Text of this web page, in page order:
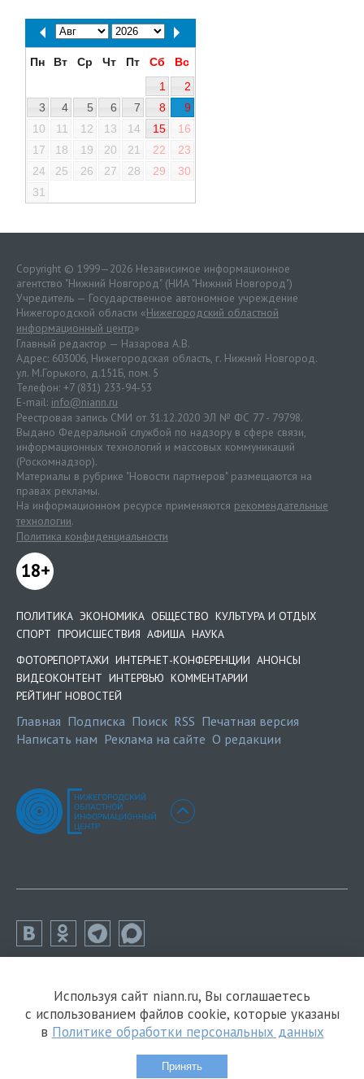
Пн Вт Ср Чт Пт Сб
Вс
1
2
3
4 5 6 7 8
9
10
11 12 13 14 15
16
17
18 19 20 21 22
23
24
25 26 27 28 29
30
31
Copyright © 1999—2026 Независимое информационное
агентство "Нижний Новгород" (НИА "Нижний Новгород")
Учредитель — Государственное автономное учреждение
Нижегородской области «Нижегородский областной
информационный центр»
Главный редактор — Назарова А.В.
Адрес: 603006, Нижегородская область, г. Нижний Новгород.
ул. М.Горького, д.151Б, пом. 5
Телефон: +7 (831) 233-94-53
E-mail: info@niann.ru
Реестровая запись СМИ от 31.12.2020 ЭЛ № ФС 77 - 79798.
Выдано Федеральной службой по надзору в сфере связи,
информационных технологий и массовых коммуникаций
(Роскомнадзор).
Материалы в рубрике "Новости партнеров" размещаются на
правах рекламы.
На информационном ресурсе применяются рекомендательные
технологии.
Политика конфиденциальности
18+
ПОЛИТИКА ЭКОНОМИКА ОБЩЕСТВО КУЛЬТУРА И ОТДЫХ
СПОРТ ПРОИСШЕСТВИЯ АФИША НАУКА
ФОТОРЕПОРТАЖИ ИНТЕРНЕТ-КОНФЕРЕНЦИИ АНОНСЫ
ВИДЕОКОНТЕНТ ИНТЕРВЬЮ КОММЕНТАРИИ
РЕЙТИНГ НОВОСТЕЙ
Главная Подписка Поиск RSS Печатная версия
Написать нам Реклама на сайте О редакции
Используя сайт niann.ru, Вы соглашаетесь
с использованием файлов cookie, которые указаны
в Политике обработки персональных данных
Принять